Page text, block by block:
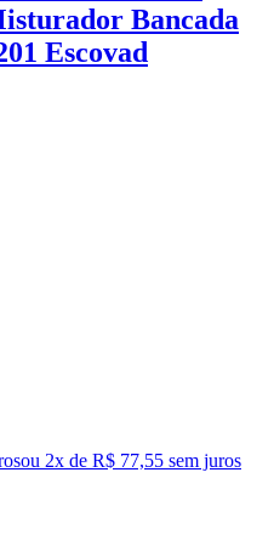
Bancada
Escovad
ou 2x de R$ 77,55 sem juros